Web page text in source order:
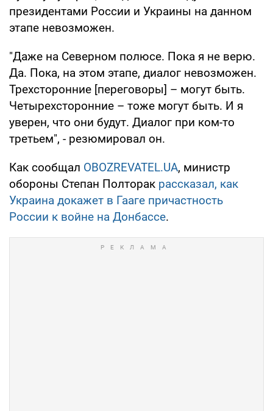
президентами России и Украины на данном
этапе невозможен.
"Даже на Северном полюсе. Пока я не верю.
Да. Пока, на этом этапе, диалог невозможен.
Трехсторонние [переговоры] – могут быть.
Четырехсторонние – тоже могут быть. И я
уверен, что они будут. Диалог при ком-то
третьем", - резюмировал он.
Как сообщал OBOZREVATEL.UA, министр
обороны Степан Полторак рассказал, как
Украина докажет в Гааге причастность
России к войне на Донбассе.